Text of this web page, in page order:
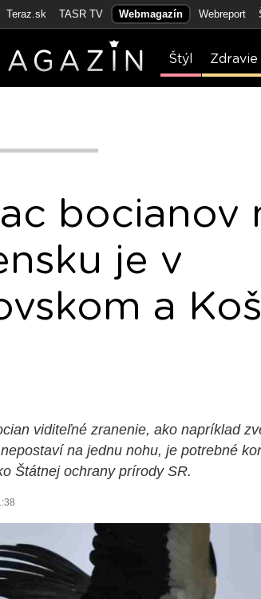
Teraz.sk TASR TV Webmagazín Webreport
Štýl Zdravie
bocianov
je v
a
viditeľné zranenie, ako napríklad
na jednu nohu, je potrebné
Štátnej ochrany prírody SR.